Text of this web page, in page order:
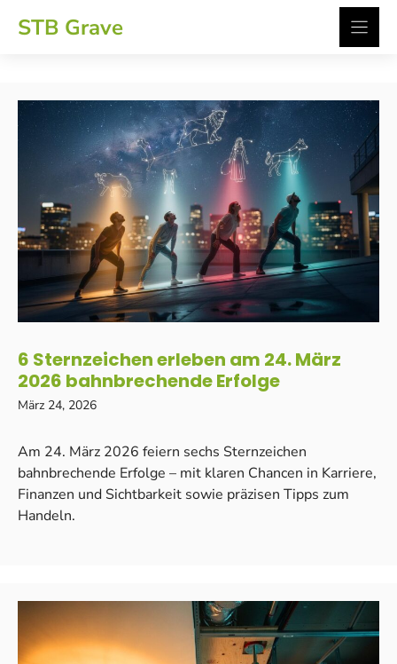
InhaltSTB Grave
6 Sternzeichen erleben am 24. März
2026 bahnbrechende Erfolge
März 24, 2026
Am 24. März 2026 feiern sechs Sternzeichen
bahnbrechende Erfolge – mit klaren Chancen in Karriere,
Finanzen und Sichtbarkeit sowie präzisen Tipps zum
Handeln.